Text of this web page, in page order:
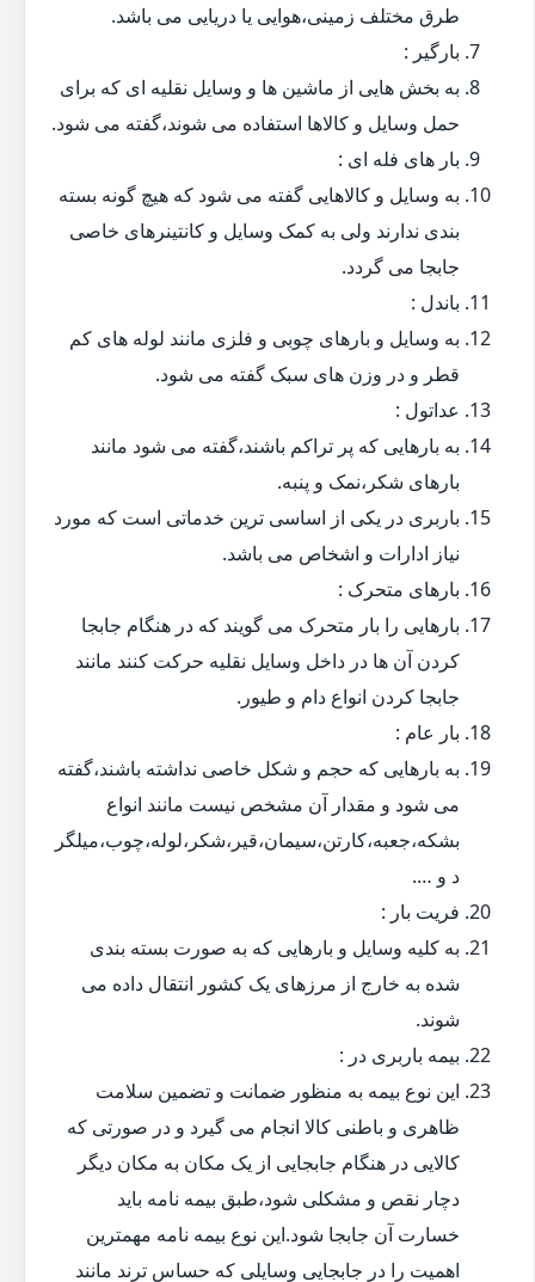
طرق مختلف زمینی،هوایی یا دریایی می باشد.
بارگیر :
به بخش هایی از ماشین ها و وسایل نقلیه ای که برای
حمل وسایل و کالاها استفاده می شوند،گفته می شود.
بار های فله ای :
به وسایل و کالاهایی گفته می شود که هیچ گونه بسته
بندی ندارند ولی به کمک وسایل و کانتینرهای خاصی
جابجا می گردد.
باندل :
به وسایل و بارهای چوبی و فلزی مانند لوله های کم
قطر و در وزن های سبک گفته می شود.
عداتول :
به بارهایی که پر تراکم باشند،گفته می شود مانند
بارهای شکر،نمک و پنبه.
باربری در یکی از اساسی ترین خدماتی است که مورد
نیاز ادارات و اشخاص می باشد.
بارهای متحرک :
بارهایی را بار متحرک می گویند که در هنگام جابجا
کردن آن ها در داخل وسایل نقلیه حرکت کنند مانند
جابجا کردن انواع دام و طیور.
بار عام :
به بارهایی که حجم و شکل خاصی نداشته باشند،گفته
می شود و مقدار آن مشخص نیست مانند انواع
بشکه،جعبه،کارتن،سیمان،قیر،شکر،لوله،چوب،میلگر
د و ….
فریت بار :
به کلیه وسایل و بارهایی که به صورت بسته بندی
شده به خارج از مرزهای یک کشور انتقال داده می
شوند.
بیمه باربری در :
این نوع بیمه به منظور ضمانت و تضمین سلامت
ظاهری و باطنی کالا انجام می گیرد و در صورتی که
کالایی در هنگام جابجایی از یک مکان به مکان دیگر
دچار نقص و مشکلی شود،طبق بیمه نامه باید
خسارت آن جابجا شود.این نوع بیمه نامه مهمترین
اهمیت را در جابجایی وسایلی که حساس ترند مانند